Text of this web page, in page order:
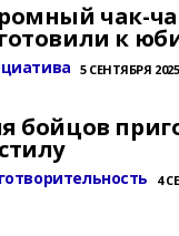
чак-
к
5 СЕНТЯБРЯ
бойцов
4